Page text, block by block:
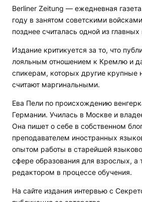
Berliner Zeitung — ежедневная
году в занятом советскими
позднее считалась одной из главных
Издание критикуется за то, что
лояльным отношением к Кремлю и
спикерам, которых другие
считают маргинальными.
Ева Пели по происхождению
Германии. Училась в Москве и
Она пишет о себе в собственном
преподавателем иностранных
опытом работы в старейшей
сфере образования для взрослых, а
редактором в процессе обучения.
На сайте издания интервью с